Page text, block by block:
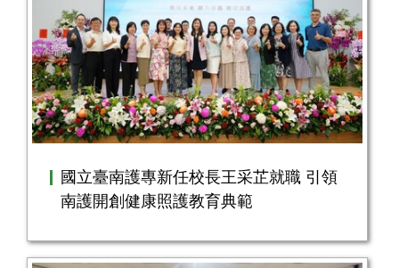
國立臺南護專新任校長王采芷就職 引領
南護開創健康照護教育典範